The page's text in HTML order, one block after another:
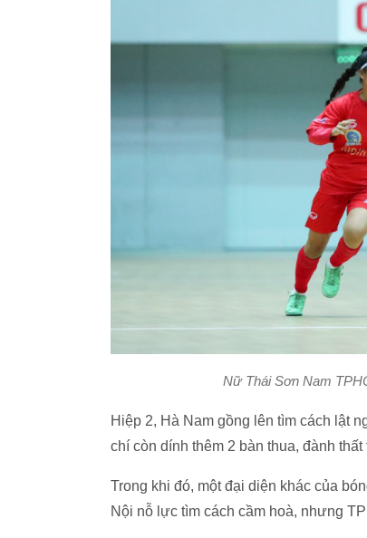
Nữ Thái Sơn Nam
Hiệp 2, Hà Nam gồng lên tìm cách lật
chí còn dính thêm 2 bàn thua, đành
Trong khi đó, một đại diện khác của
Nội nỗ lực tìm cách cầm hoà, nhưng